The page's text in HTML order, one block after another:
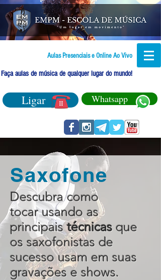
Aulas Presenciais e Online Ao Vivo
Faça aulas de música de qualquer lugar do mundo!
Ligar Whatsapp
Saxofone
Descubra como
tocar usando as
principaistécnicas que
os saxofonistas de
sucesso usam em suas
gravações e shows.